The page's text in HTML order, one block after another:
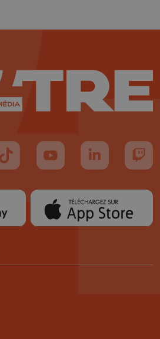
sur Instagram
Suivez-nous sur TikTok
Suivez-nous sur YouTube
Suivez-nous